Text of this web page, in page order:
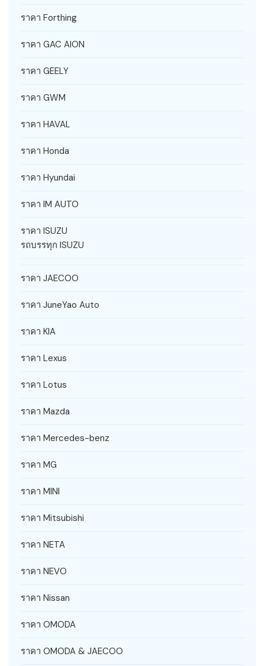
ราคา Forthing
ราคา GAC AION
ราคา GEELY
ราคา GWM
ราคา HAVAL
ราคา Honda
ราคา Hyundai
ราคา IM AUTO
ราคา ISUZU
รถบรรทุก ISUZU
ราคา JAECOO
ราคา JuneYao Auto
ราคา KIA
ราคา Lexus
ราคา Lotus
ราคา Mazda
ราคา Mercedes-benz
ราคา MG
ราคา MINI
ราคา Mitsubishi
ราคา NETA
ราคา NEVO
ราคา Nissan
ราคา OMODA
ราคา OMODA & JAECOO